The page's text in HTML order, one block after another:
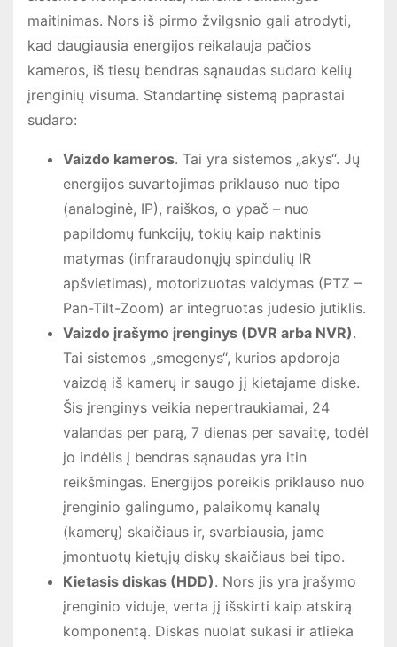
maitinimas. Nors iš pirmo žvilgsnio gali atrodyti,
kad daugiausia energijos reikalauja pačios
kameros, iš tiesų bendras sąnaudas sudaro kelių
įrenginių visuma. Standartinę sistemą paprastai
sudaro:
Vaizdo kameros. Tai yra sistemos „akys“. Jų
energijos suvartojimas priklauso nuo tipo
(analoginė, IP), raiškos, o ypač – nuo
papildomų funkcijų, tokių kaip naktinis
matymas (infraraudonųjų spindulių IR
apšvietimas), motorizuotas valdymas (PTZ –
Pan-Tilt-Zoom) ar integruotas judesio jutiklis.
Vaizdo įrašymo įrenginys (DVR arba NVR).
Tai sistemos „smegenys“, kurios apdoroja
vaizdą iš kamerų ir saugo jį kietajame diske.
Šis įrenginys veikia nepertraukiamai, 24
valandas per parą, 7 dienas per savaitę, todėl
jo indėlis į bendras sąnaudas yra itin
reikšmingas. Energijos poreikis priklauso nuo
įrenginio galingumo, palaikomų kanalų
(kamerų) skaičiaus ir, svarbiausia, jame
įmontuotų kietųjų diskų skaičiaus bei tipo.
Kietasis diskas (HDD). Nors jis yra įrašymo
įrenginio viduje, verta jį išskirti kaip atskirą
komponentą. Diskas nuolat sukasi ir atlieka